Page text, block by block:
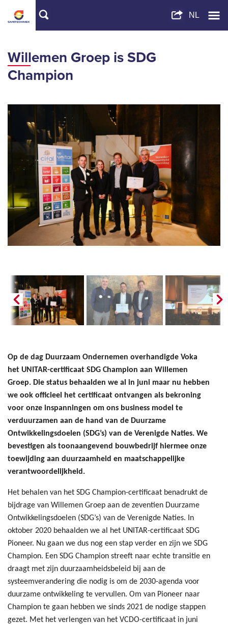
Willemen Groep is SDG
Champion
Op de dag Duurzaam Ondernemen overhandigde Voka
het UNITAR-certificaat SDG Champion aan Willemen
Groep. Die status behaalden we al in juni maar nu hebben
we ook officieel het certificaat ontvangen als bekroning
voor onze inspanningen om ons business model te
verduurzamen aan de hand van de Duurzame
Ontwikkelingsdoelen (SDG’s) van de Verenigde Naties. We
bevestigen als toonaangevend bouwbedrijf hiermee onze
toewijding aan duurzaamheid en maatschappelijke
verantwoordelijkheid.
Het behalen van het SDG Champion-certificaat benadrukt de
bijdrage van Willemen Groep aan de zeventien Duurzame
Ontwikkelingsdoelen (SDG’s) van de Verenigde Naties. In
oktober 2020 behaalden we al het UNITAR-certificaat SDG
Pioneer. Nu gaan we dus nog een stap verder en zijn we SDG
Champion. Een SDG Champion streeft naar echte transitie en
draagt met zijn duurzaamheidsbeleid bij aan de
systeemverandering die nodig is om de 2030-agenda voor
duurzame ontwikkeling te vervullen. Om van Pioneer naar
Champion te gaan hebben we sinds 2021 de nodige stappen
gezet. Met het verlengen van het VCDO-certificaat in juni